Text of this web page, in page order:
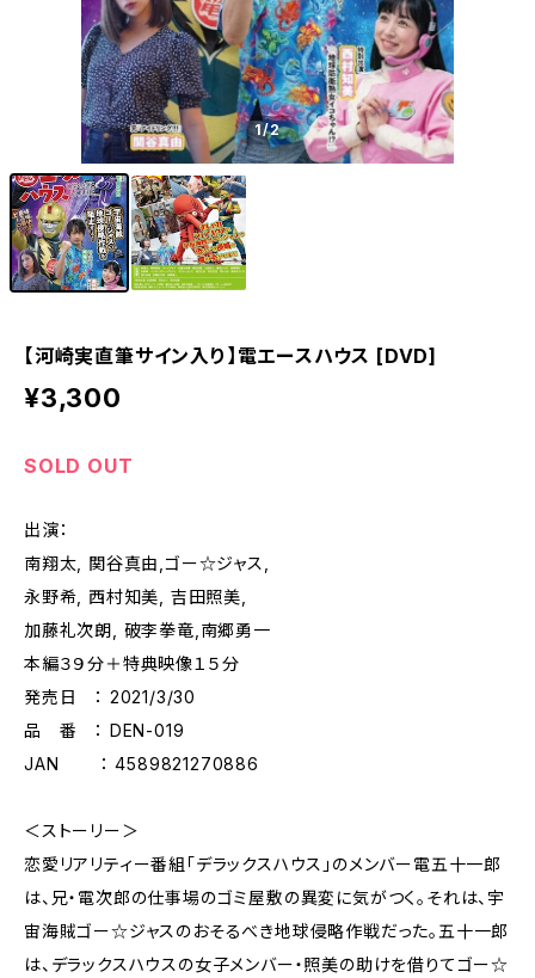
1/2
【河崎実直筆サイン入り】電エースハウス [DVD]
¥3,300
SOLD OUT
出演：
南翔太, 関谷真由,ゴー☆ジャス,
永野希, 西村知美, 吉田照美,
加藤礼次朗, 破李拳竜,南郷勇一
本編３９分＋特典映像１５分
発売日 ： 2021/3/30
品 番 ： DEN-019
JAN ： 4589821270886
＜ストーリー＞
恋愛リアリティー番組「デラックスハウス」のメンバー電五十一郎
は、兄・電次郎の仕事場のゴミ屋敷の異変に気がつく。それは、宇
宙海賊ゴー☆ジャスのおそるべき地球侵略作戦だった。五十一郎
は、デラックスハウスの女子メンバー・照美の助けを借りてゴー☆